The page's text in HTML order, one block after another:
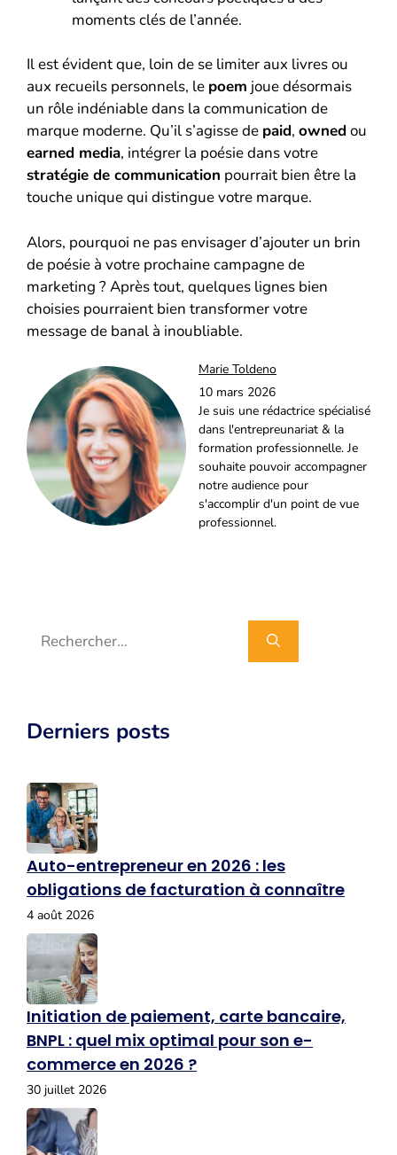
moments clés de l’année.
Il est évident que, loin de se limiter aux livres ou
aux recueils personnels, le poem joue désormais
un rôle indéniable dans la communication de
marque moderne. Qu’il s’agisse de paid, ownedou
earned media, intégrer la poésie dans votre
stratégie de communication pourrait bien être la
touche unique qui distingue votre marque.
Alors, pourquoi ne pas envisager d’ajouter un brin
de poésie à votre prochaine campagne de
marketing ? Après tout, quelques lignes bien
choisies pourraient bien transformer votre
message de banal à inoubliable.
Marie Toldeno
10 mars 2026
Je suis une rédactrice spécialisé
dans l'entrepreunariat & la
formation professionnelle. Je
souhaite pouvoir accompagner
notre audience pour
s'accomplir d'un point de vue
professionnel.
Derniers posts
Auto-entrepreneur en 2026 : les
obligations de facturation à connaître
4 août 2026
Initiation de paiement, carte bancaire,
BNPL : quel mix optimal pour son e-
commerce en 2026 ?
30 juillet 2026